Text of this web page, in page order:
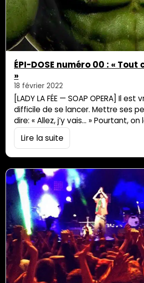
ÉPI-DOSE numéro 00 : «
»
18 février 2022
[LADY LA FÉE — SOAP OPERA] Il
difficile de se lancer. Mettre ses
dire: « Allez, j’y vais… » Pourtant,
en tombant que l’on apprend à
essayant / en se trompant / en
Lire la suite